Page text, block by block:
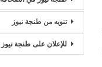
تنويه من طنجة نيوز
للإعلان على طنجة نيوز